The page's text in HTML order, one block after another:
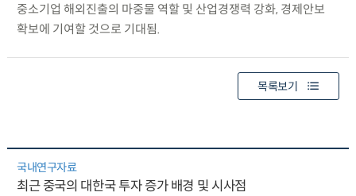
중소기업 해외진출의 마중물 역할 및 산업경쟁력 강화, 경제안보
확보에 기여할 것으로 기대됨.
목록보기
국내연구자료
최근 중국의 대한국 투자 증가 배경 및 시사점